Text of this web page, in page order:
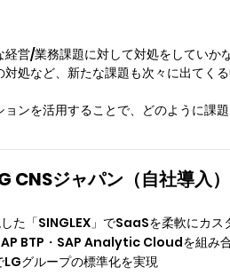
営/業務課題に対して対処をしていか
処など、新たな課題も次々に出てく
ンを活用することで、どのように課
CNSジャパン（自社導入）
た「SINGLEX」でSaaSを柔軟にカス
BTP・SAP Analytic Cloudを組み
グループの標準化を実現